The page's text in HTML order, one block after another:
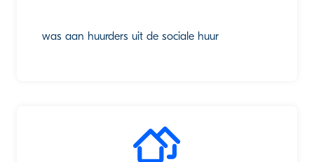
was aan huurders uit de sociale huur